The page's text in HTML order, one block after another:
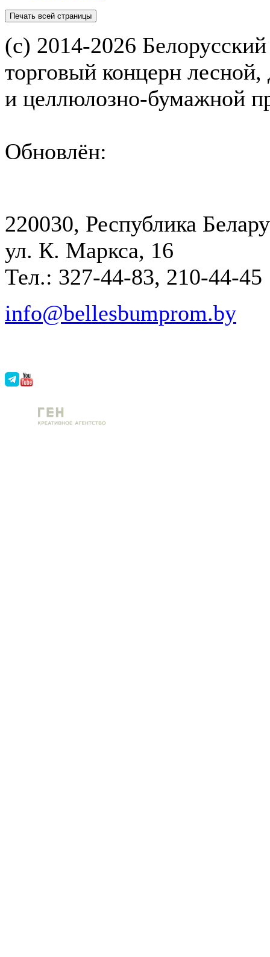
(с) 2014-2026
торговый концерн
и целлюлозно-бумажной
Обновлён:
220030, Республика
ул. К. Маркса, 16
Тел.: 327-44-83, 210-44-45
info@bellesbumprom.by